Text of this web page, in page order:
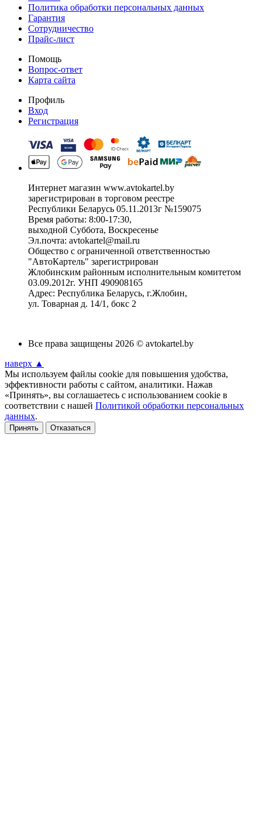
Политика обработки персональных данных
Гарантия
Сотрудничество
Прайс-лист
Помощь
Вопрос-ответ
Карта сайта
Профиль
Вход
Регистрация
Интернет магазин www.avtokartel.by
зарегистрирован в торговом реестре
Республики Беларусь 05.11.2013г №159075
Время работы: 8:00-17:30,
выходной Суббота, Воскресенье
Эл.почта: avtokartel@mail.ru
Общество с ограниченной ответственностью
"АвтоКартель" зарегистрирован
Жлобинским районным исполнительным комитетом
03.09.2012г. УНП 490908165
Адрес: Республика Беларусь, г.Жлобин,
ул. Товарная д. 14/1, бокс 2
Все права защищены 2026 © avtokartel.by
наверх ▲
Мы используем файлы cookie для повышения удобства,
эффективности работы с сайтом, аналитики. Нажав
«Принять», вы соглашаетесь с использованием cookie в
соответствии с нашей Политикой обработки персональных
данных.
Принять Отказаться